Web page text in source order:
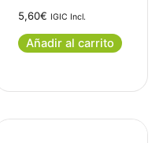
5,60€ IGIC Incl.
Añadir al carrito